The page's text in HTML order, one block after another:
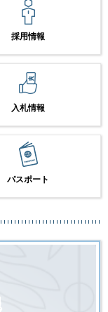
採用情報
入札情報
パスポート